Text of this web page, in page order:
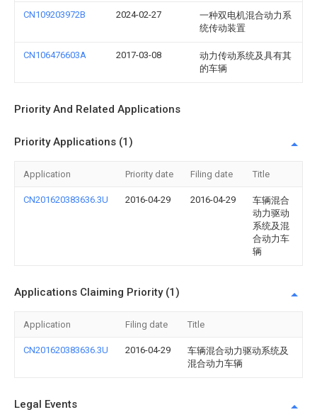
CN109203972B 2024-02-27
一种双电机混合动力系
统传动装置
CN106476603A 2017-03-08
动力传动系统及具有其
的车辆
Priority And Related Applications
Priority Applications (1)
Application Priority date Filing date Title
CN201620383636.3U 2016-04-29 2016-04-29
车辆混合
动力驱动
系统及混
合动力车
辆
Applications Claiming Priority (1)
Application Filing date Title
CN201620383636.3U 2016-04-29
车辆混合动力驱动系统及
混合动力车辆
Legal Events